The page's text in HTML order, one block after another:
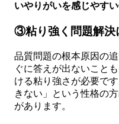
いやりがいを感じやす
③粘り強く問題解決
品質問題の根本原因の
ぐに答えが出ないこと
ける粘り強さが必要で
きない」という性格の
があります。